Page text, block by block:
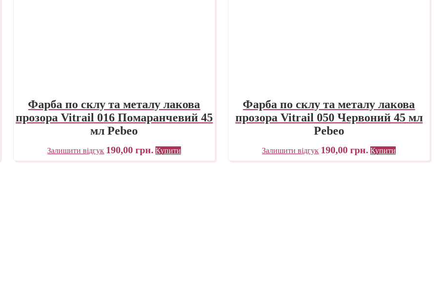
Фарба по склу та металу лакова
прозора Vitrail 016 Помаранчевий 45
мл Pebeo
Залишити відгук 190,00грн. Купити
Фарба по склу та металу лакова
прозора Vitrail 050 Червоний 45 мл
Pebeo
Залишити відгук 190,00грн. Купити